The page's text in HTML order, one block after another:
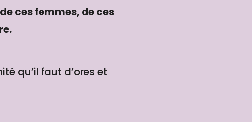
ces femmes, de ces
qu’il faut d’ores et